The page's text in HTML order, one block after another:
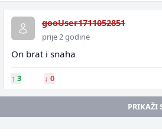
gooUser1711052851
prije 2 godine
On brat i snaha
↑ 3 ↓ 0
PRIKAŽI